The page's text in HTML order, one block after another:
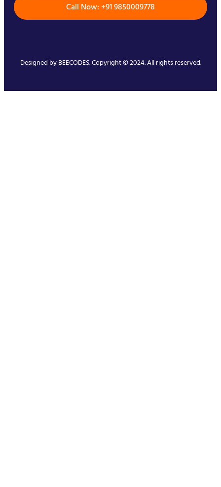
Call Now: +91 9850009778
Designed byBEECODES. Copyright © 2024. All rights reserved.